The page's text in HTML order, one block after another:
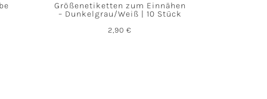
Größenetiketten zum Einnähen
– Dunkelgrau/Weiß | 10 Stück
2,90€